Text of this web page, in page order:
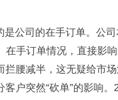
公司的在手订单。公
在手订单情况，直接影
腰减半，这无疑给市
户突然“砍单”的影响